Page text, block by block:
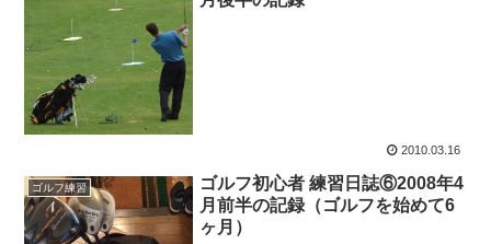
2010.03.16
ゴルフ練習
ゴルフ初心者 練習日誌⑥2008年4
月前半の記録（ゴルフを始めて6
ヶ月）